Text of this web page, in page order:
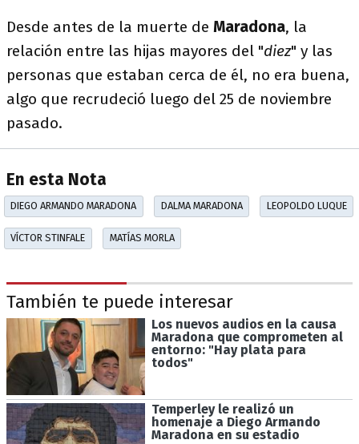
Desde antes de la muerte de Maradona, la
relación entre las hijas mayores del "diez" y las
personas que estaban cerca de él, no era buena,
algo que recrudeció luego del 25 de noviembre
pasado.
En esta Nota
DIEGO ARMANDO MARADONA DALMA MARADONA LEOPOLDO LUQUE
VÍCTOR STINFALE MATÍAS MORLA
También te puede interesar
Los nuevos audios en la causa
Maradona que comprometen al
entorno: "Hay plata para
todos"
Temperley le realizó un
homenaje a Diego Armando
Maradona en su estadio